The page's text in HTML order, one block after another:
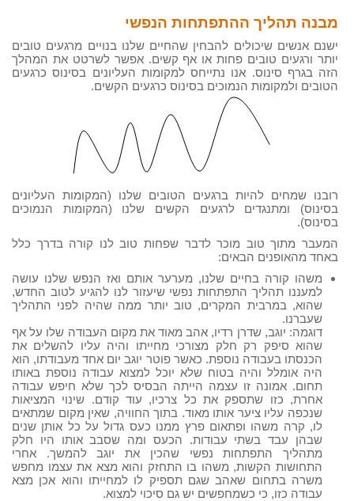
מבנה תהליך ההתפתחות הנפשי
ישנם אנשים שיכולים להבחין שהחיים שלנו בנויים מרגעים טובים
יותר ורגעים טובים פחות או אף קשים. אפשר לשרטט את המהלך
הזה בגרף סינוס. אנו נתייחס למקומות העליונים בסינוס כרגעים
הטובים ולמקומות הנמוכים בסינוס כרגעים הקשים.
רובנו שמחים להיות ברגעים הטובים שלנו (המקומות העליונים
בסינוס) ומתנגדים לרגעים הקשים שלנו (המקומות הנמוכים
בסינוס).
המעבר מתוך טוב מוכר לדבר שפחות טוב לנו קורה בדרך כלל
באחד מהאופנים הבאים:
משהו קורה בחיים שלנו, מערער אותם ואז הנפש שלנו עושה
למעננו תהליך התפתחות נפשי שיעזור לנו להגיע לטוב החדש,
שהוא, במרבית המקרים, טוב יותר ממה שהיה לפני התהליך
שעברנו.
דוגמה: יוגב, שדרן רדיו, אהב מאוד את מקום העבודה שלו על אף
שהוא סיפק רק חלק מצורכי מחייתו והיה עליו להשלים את
הכנסתו בעבודה נוספת. כאשר פוטר יוגב יום אחד מעבודתו, הוא
היה אומלל והיה בטוח שלא יוכל למצוא עבודה נוספת באותו
תחום. אמונה זו עצמה הייתה הבסיס לכך שלא חיפש עבודה
אחרת, כזו שתספק את כל צרכיו, עוד קודם. שינוי המציאות
שנכפה עליו ציער אותו מאוד. בתוך החוויה, שאין מקום שמתאים
לו, קרה משהו ופתאום פרץ ממנו כעס גדול על כל אותן שנים
שבהן עבד בשתי עבודות. הכעס ומה שסבב אותו היו חלק
מתהליך התפתחות נפשי שהכין את יוגב להמשך. אחרי
התחושות הקשות, משהו בו התחזק והוא מצא את עצמו מחפש
משרה בתחום שאהב שגם תספיק לו למחייתו והוא אכן מצא
עבודה כזו, כי כשמחפשים יש גם סיכוי למצוא.